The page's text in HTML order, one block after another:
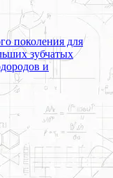
поколения для
зубчатых
и